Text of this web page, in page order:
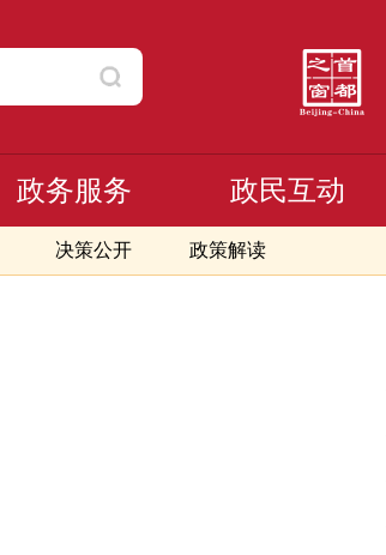
决策公开 政策解读
政务服务 政民互动